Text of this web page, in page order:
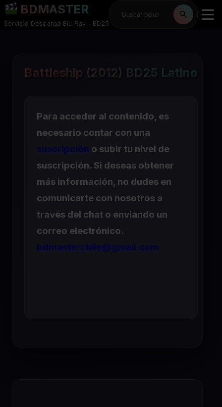
BDMASTER
Servicio Descarga Blu-Ray – BD25
Battleship (2012) BD25 Latino
Para acceder al contenido, es
necesario contar con una
suscripción o subir tu nivel de
suscripción. Si deseas obtener
más información, no dudes en
comunicarte con nosotros a
través del chat o enviando un
correo electrónico.
bdmasterchile@gmail.com